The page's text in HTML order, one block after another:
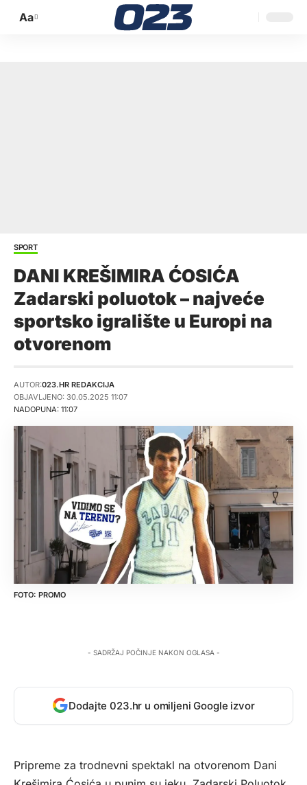
Promijeni
Aa
SPORT
DANI KREŠIMIRA ĆOSIĆA
Zadarski poluotok – najveće
sportsko igralište u Europi na
otvorenom
NADOPUNA: 11:07
AUTOR:023.HR REDAKCIJA
OBJAVLJENO: 30.05.2025 11:07
PROMO
- SADRŽAJ POČINJE NAKON OGLASA -
Dodajte 023.hr u omiljeni Google izvor
Pripreme za trodnevni spektakl na otvorenom Dani